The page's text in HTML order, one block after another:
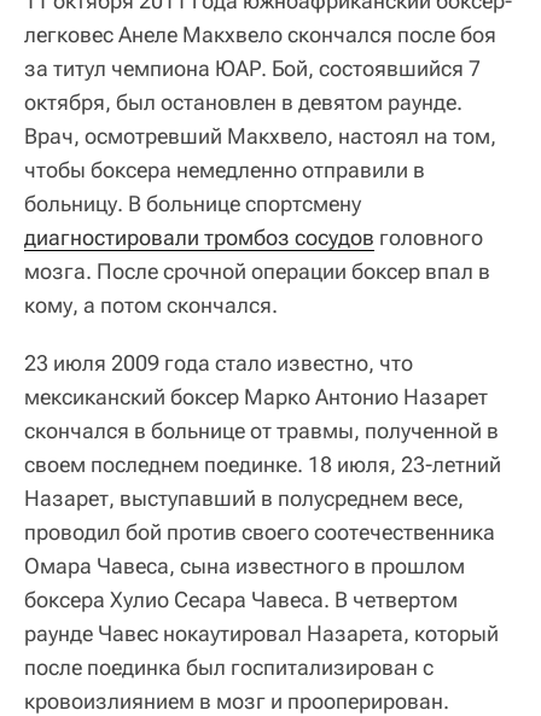
легковес Анеле Макхвело скончался после боя
за титул чемпиона ЮАР. Бой, состоявшийся 7
октября, был остановлен в девятом раунде.
Врач, осмотревший Макхвело, настоял на том,
чтобы боксера немедленно отправили в
больницу. В больнице спортсмену
диагностировали тромбоз сосудов головного
мозга. После срочной операции боксер впал в
кому, а потом скончался.
23 июля 2009 года стало известно, что
мексиканский боксер Марко Антонио Назарет
скончался в больнице от травмы, полученной в
своем последнем поединке. 18 июля, 23-летний
Назарет, выступавший в полусреднем весе,
проводил бой против своего соотечественника
Омара Чавеса, сына известного в прошлом
боксера Хулио Сесара Чавеса. В четвертом
раунде Чавес нокаутировал Назарета, который
после поединка был госпитализирован с
кровоизлиянием в мозг и прооперирован.